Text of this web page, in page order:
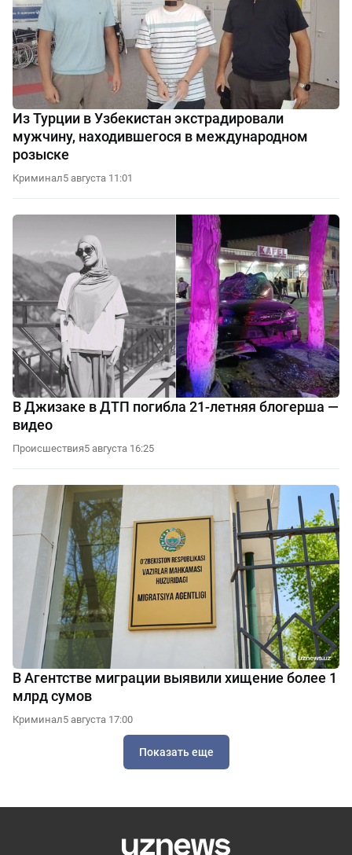
Из Турции в Узбекистан экстрадировали
мужчину, находившегося в международном
розыске
Криминал5 августа 11:01
В Джизаке в ДТП погибла 21-летняя блогерша —
видео
Происшествия5 августа 16:25
В Агентстве миграции выявили хищение более 1
млрд сумов
Криминал5 августа 17:00
Показать еще